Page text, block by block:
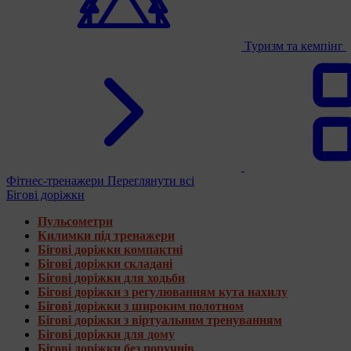
Туризм та кемпінг
Фітнес-тренажери Переглянути всі
Бігові доріжки
Пульсометри
Килимки під тренажери
Бігові доріжки компактні
Бігові доріжки складані
Бігові доріжки для ходьби
Бігові доріжки з регулюванням кута нахилу
Бігові доріжки з широким полотном
Бігові доріжки з віртуальним тренуванням
Бігові доріжки для дому
Бігові доріжки без поручнів